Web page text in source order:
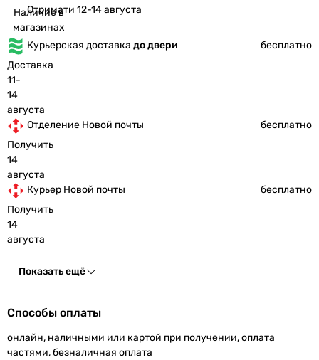
Наличие в
магазинах
Отримати 12-14 августа
Курьерская доставка до двери
бесплатно
Доставка
11-
14
августа
Отделение Новой почты
бесплатно
Получить
14
августа
Курьер Новой почты
бесплатно
Получить
14
августа
Показать ещё
Способы оплаты
онлайн, наличными или картой при получении, оплата
частями, безналичная оплата